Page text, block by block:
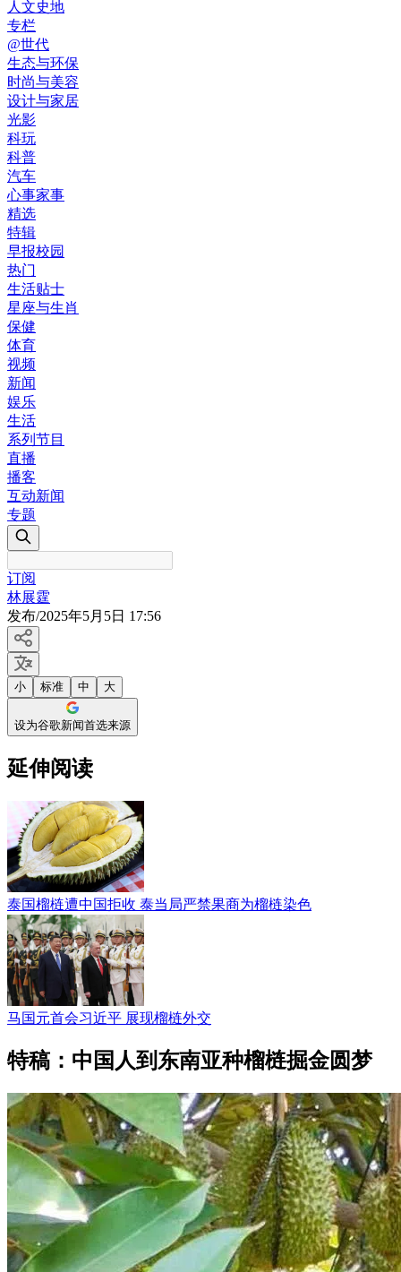
人文史地
专栏
@世代
生态与环保
时尚与美容
设计与家居
光影
科玩
科普
汽车
心事家事
精选
特辑
早报校园
热门
生活贴士
星座与生肖
保健
体育
视频
新闻
娱乐
生活
系列节目
直播
播客
互动新闻
专题
订阅
林展霆
发布/2025年5月5日 17:56
小 标准 中 大
设为谷歌新闻首选来源
延伸阅读
泰国榴梿遭中国拒收 泰当局严禁果商为榴梿染色
马国元首会习近平 展现榴梿外交
特稿：中国人到东南亚种榴梿掘金圆梦